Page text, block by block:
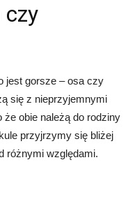
czy
jest gorsze – osa czy
się z nieprzyjemnymi
obie należą do rodziny
przyjrzymy się bliżej
różnymi względami.